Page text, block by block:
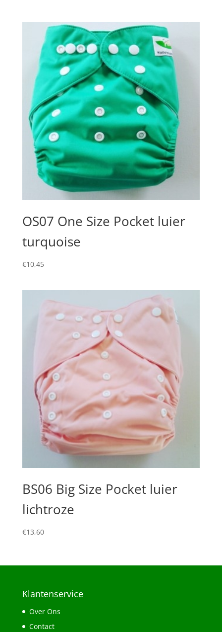
OS07 One Size Pocket luier
turquoise
€10,45
BS06 Big Size Pocket luier
lichtroze
€13,60
Klantenservice
Over Ons
Contact